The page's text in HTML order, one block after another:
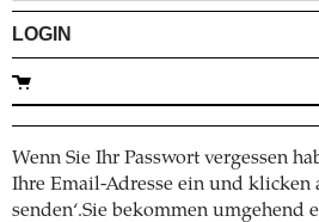
LOGIN
Wenn Sie Ihr Passwort vergessen
Ihre Email-Adresse ein und klicken
senden‘.Sie bekommen umgehend